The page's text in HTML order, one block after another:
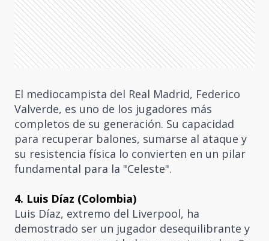
El mediocampista del Real Madrid, Federico
Valverde, es uno de los jugadores más
completos de su generación. Su capacidad
para recuperar balones, sumarse al ataque y
su resistencia física lo convierten en un pilar
fundamental para la "Celeste".
4. Luis Díaz (Colombia)
Luis Díaz, extremo del Liverpool, ha
demostrado ser un jugador desequilibrante y